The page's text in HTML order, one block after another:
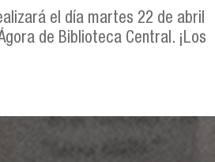
el día martes 22 de abril
de Biblioteca Central. ¡Los